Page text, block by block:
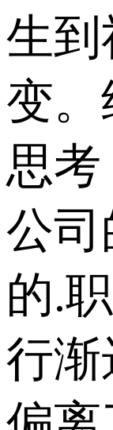
生到
变。
思考
公司
的.
行渐